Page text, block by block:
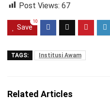
Post Views: 67
Save
10
TAGS: Institusi Awam
Related Articles